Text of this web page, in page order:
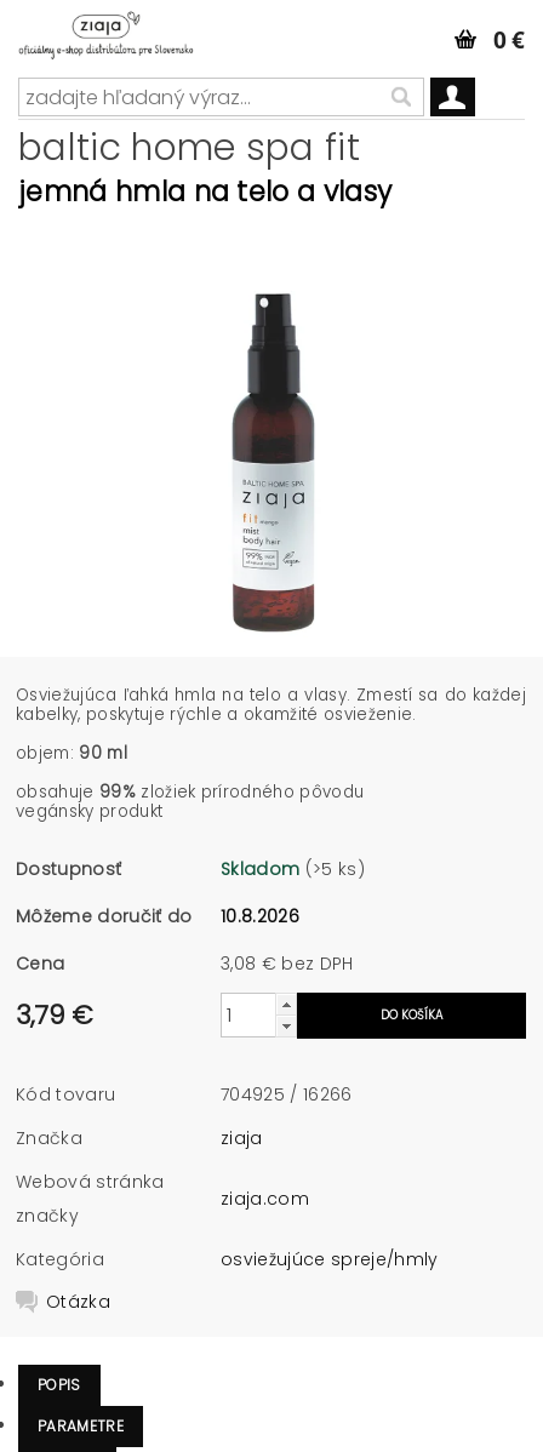
0 €
baltic home spa fit
jemná hmla na telo a vlasy
Osviežujúca ľahká hmla na telo a vlasy. Zmestí sa do každej
kabelky, poskytuje rýchle a okamžité osvieženie.
objem: 90 ml
obsahuje 99%zložiek prírodného pôvodu
vegánsky produkt
Dostupnosť Skladom (>5 ks)
Môžeme doručiť do
10.8.2026
Cena
3,08 € bez DPH
3,79 €
Kód tovaru
704925 / 16266
Značka
ziaja
Webová stránka
značky
ziaja.com
Kategória
osviežujúce spreje/hmly
Otázka
POPIS
PARAMETRE